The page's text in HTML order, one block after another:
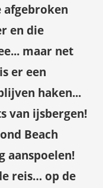
afgebroken
en die
maar net
er een
haken...
van ijsbergen!
Beach
aanspoelen!
reis… op de